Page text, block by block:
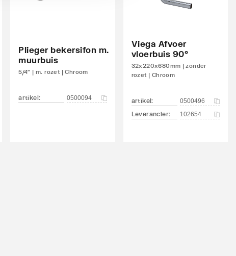
Plieger bekersifon m.
muurbuis
5/4" | m. rozet | Chroom
artikel: 0500094
Viega Afvoer
vloerbuis 90°
32x220x680mm | zonder
rozet | Chroom
artikel: 0500496
Leverancier: 102654